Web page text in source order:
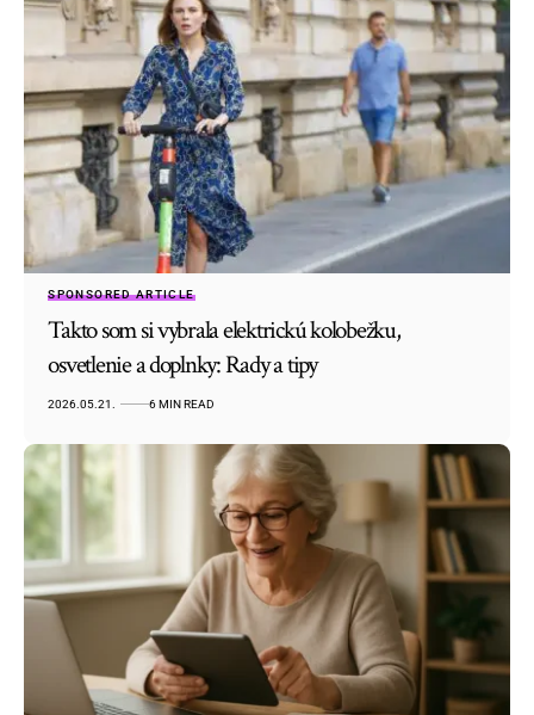
SPONSORED ARTICLE
Takto som si vybrala elektrickú kolobežku,
osvetlenie a doplnky: Rady a tipy
2026.05.21. 6 MIN READ